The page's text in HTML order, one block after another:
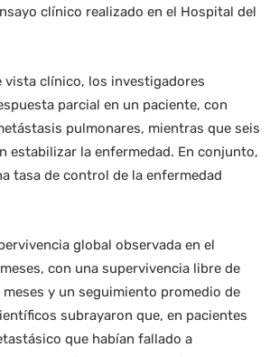
clínico realizado en el Hospital del
vista clínico, los investigadores
parcial en un paciente, con
pulmonares, mientras que seis
estabilizar la enfermedad. En conjunto,
tasa de control de la enfermedad
global observada en el
con una supervivencia libre de
y un seguimiento promedio de
subrayaron que, en pacientes
que habían fallado a